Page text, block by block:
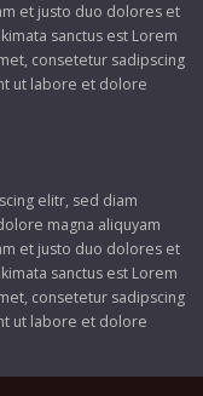
et justo duo dolores et
sanctus est Lorem
consetetur sadipscing
ut labore et dolore
elitr, sed diam
magna aliquyam
et justo duo dolores et
sanctus est Lorem
consetetur sadipscing
ut labore et dolore